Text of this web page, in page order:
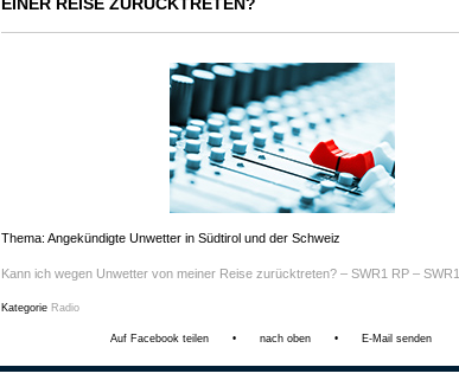
EINER REISE ZURÜCKTRETEN?
Thema: Angekündigte Unwetter in Südtirol und der Schweiz
Kann ich wegen Unwetter von meiner Reise zurücktreten? – SWR1 RP – SWR1
Kategorie Radio
Auf Facebook teilen • nach oben • E-Mail senden